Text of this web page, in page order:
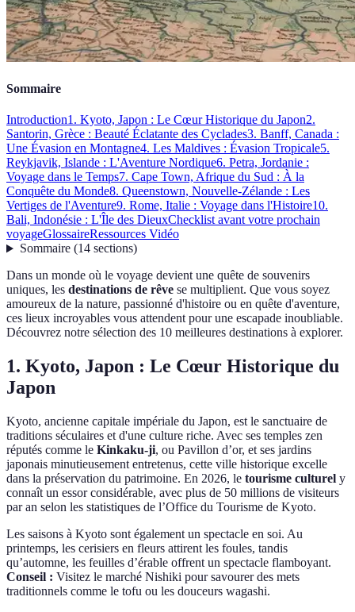
Sommaire
Introduction1. Kyoto, Japon : Le Cœur Historique du Japon2.
Santorin, Grèce : Beauté Éclatante des Cyclades3. Banff, Canada :
Une Évasion en Montagne4. Les Maldives : Évasion Tropicale5.
Reykjavik, Islande : L'Aventure Nordique6. Petra, Jordanie :
Voyage dans le Temps7. Cape Town, Afrique du Sud : À la
Conquête du Monde8. Queenstown, Nouvelle-Zélande : Les
Vertiges de l'Aventure9. Rome, Italie : Voyage dans l'Histoire10.
Bali, Indonésie : L'Île des DieuxChecklist avant votre prochain
voyageGlossaireRessources Vidéo
Sommaire(14 sections)
Dans un monde où le voyage devient une quête de souvenirs
uniques, les destinations de rêve se multiplient. Que vous soyez
amoureux de la nature, passionné d'histoire ou en quête d'aventure,
ces lieux incroyables vous attendent pour une escapade inoubliable.
Découvrez notre sélection des 10 meilleures destinations à explorer.
1. Kyoto, Japon : Le Cœur Historique du
Japon
Kyoto, ancienne capitale impériale du Japon, est le sanctuaire de
traditions séculaires et d'une culture riche. Avec ses temples zen
réputés comme le Kinkaku-ji, ou Pavillon d’or, et ses jardins
japonais minutieusement entretenus, cette ville historique excelle
dans la préservation du patrimoine. En 2026, le tourisme culturel y
connaît un essor considérable, avec plus de 50 millions de visiteurs
par an selon les statistiques de l’Office du Tourisme de Kyoto.
Les saisons à Kyoto sont également un spectacle en soi. Au
printemps, les cerisiers en fleurs attirent les foules, tandis
qu’automne, les feuilles d’érable offrent un spectacle flamboyant.
Conseil : Visitez le marché Nishiki pour savourer des mets
traditionnels comme le tofu ou les douceurs wagashi.